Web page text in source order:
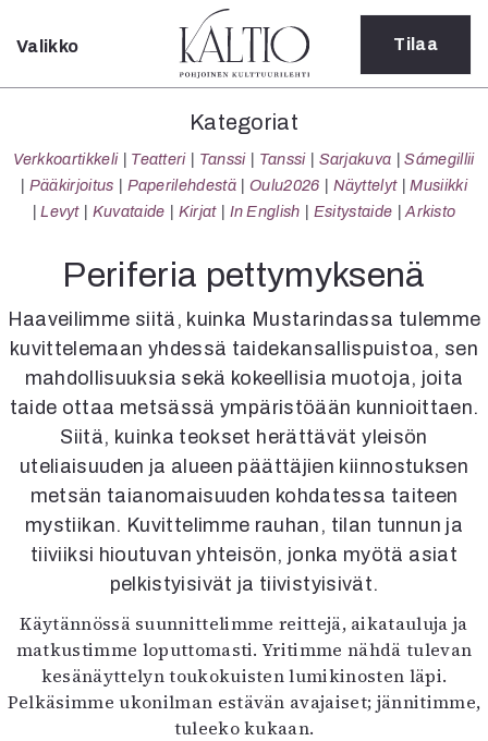
Sulje
Kategoriat
Verkkoartikkeli
Teatteri
Tanssi
Sarjakuva
Sámegillii
Pääkirjoitus
Paperilehdestä
Oulu2026
Näyttelyt
Musiikki
Levyt
Kuvataide
Kirjat
In English
Esitystaide
Arkisto
Lehdet
4/2026
2–3/2026
1/2026
Valikko Tilaa
Kategoriat
Verkkoartikkeli Teatteri Tanssi Tanssi Sarjakuva
Sámegillii
Pääkirjoitus
Paperilehdestä Oulu2026 Näyttelyt
Musiikki
Levyt
Kuvataide Kirjat In English Esitystaide Arkisto
Periferia pettymyksenä
Haaveilimme siitä, kuinka Mustarindassa tulemme
kuvittelemaan yhdessä taidekansallispuistoa, sen
mahdollisuuksia sekä kokeellisia muotoja, joita
taide ottaa metsässä ympäristöään kunnioittaen.
Siitä, kuinka teokset herättävät yleisön
uteliaisuuden ja alueen päättäjien kiinnostuksen
metsän taianomaisuuden kohdatessa taiteen
mystiikan. Kuvittelimme rauhan, tilan tunnun ja
tiiviiksi hioutuvan yhteisön, jonka myötä asiat
pelkistyisivät ja tiivistyisivät.
Käytännössä suunnittelimme reittejä, aikatauluja ja
matkustimme loputtomasti. Yritimme nähdä tulevan
kesänäyttelyn toukokuisten lumikinosten läpi.
Pelkäsimme ukonilman estävän avajaiset; jännitimme,
tuleeko kukaan.